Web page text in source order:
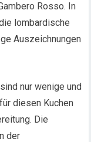
Rosso. In
lombardische
Auszeichnungen
nur wenige und
diesen Kuchen
Die
der